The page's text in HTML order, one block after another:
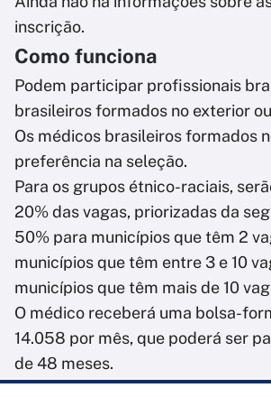
inscrição.
Como funciona
Podem participar profissionais
brasileiros formados no exterior
Os médicos brasileiros formados
preferência na seleção.
Para os grupos étnico-raciais,
20% das vagas, priorizadas da
50% para municípios que têm 2
municípios que têm entre 3 e 10
municípios que têm mais de 10
O médico receberá uma bolsa-
14.058 por mês, que poderá ser
de 48 meses.